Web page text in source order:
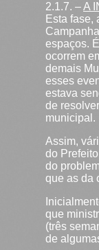
2.1.7. –A
Esta fase,
espaços.
ocorrem
demais
esses
estava
de
municipal.
Assim,
do
do
que as da
que
(três
de